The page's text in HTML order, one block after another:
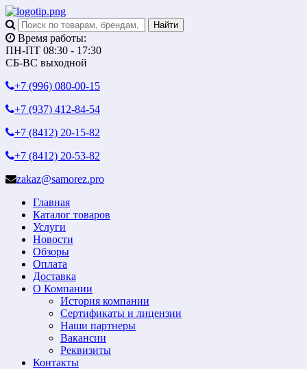
Время работы:
ПН-ПТ 08:30 - 17:30
СБ-ВС выходной
+7 (996) 080-00-15
+7 (937) 412-84-54
+7 (8412) 20-15-82
+7 (8412) 20-53-82
zakaz@samorez.pro
Главная
Каталог товаров
Услуги
Новости
Обзоры
Оплата
Доставка
О Компании
История компании
Сертификаты и лицензии
Наши партнеры
Вакансии
Реквизиты
Контакты